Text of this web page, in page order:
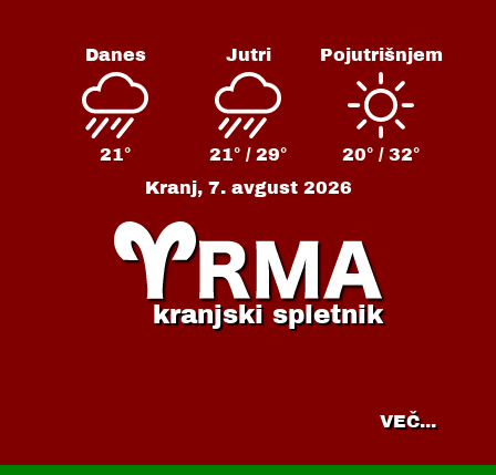
Danes
21°
Jutri
21° / 29°
Pojutrišnjem
20° / 32°
Kranj, 7. avgust 2026
kranjski spletnik
VEČ...